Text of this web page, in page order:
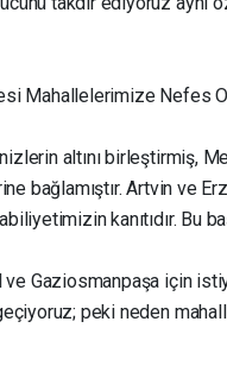
Mahallelerimize Nefes
altını birleştirmiş,
bağlamıştır. Artvin ve
kanıtıdır. Bu
ve Gaziosmanpaşa için
peki neden